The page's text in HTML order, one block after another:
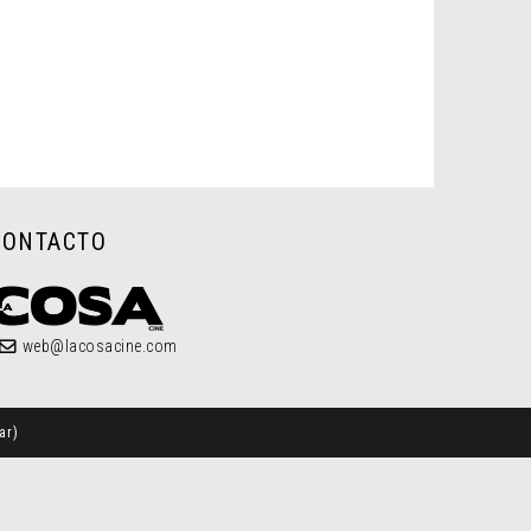
web@lacosacine.com
)